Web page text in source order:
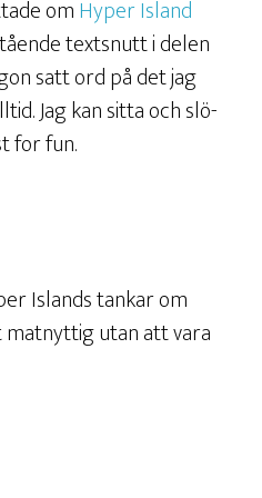
omHyper Island
textsnutt i delen
satt ord på det jag
Jag kan sitta och slö-
for fun.
Islands tankar om
matnyttig utan att vara